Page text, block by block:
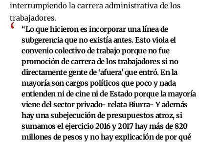
interrumpiendo la carrera administrativa de los
trabajadores.
“Lo que hicieron es incorporar una línea de
subgerencia que no existía antes. Esto viola el
convenio colectivo de trabajo porque no fue
promoción de carrera de los trabajadores si no
directamente gente de ‘afuera’ que entró. En la
mayoría son cargos políticos que poco y nada
entienden ni de cine ni de Estado porque la mayoría
viene del sector privado- relata Biurra- Y además
hay una subejecución de presupuestos atroz, si
sumamos el ejercicio 2016 y 2017 hay más de 820
millones de pesos y no hay explicación de por qué